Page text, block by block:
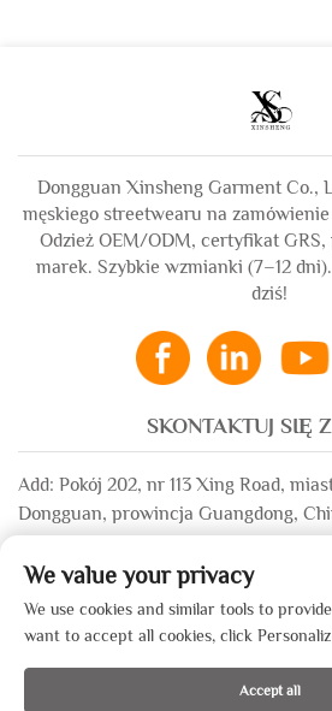
Dongguan Xinsheng Garment Co.,
męskiego streetwearu na
Odzież OEM/ODM, certyfikat
marek. Szybkie wzmianki (7–12
dziś!
SKONTAKTUJ SIĘ
Add: Pokój 202, nr 113 Xing Road,
Dongguan, prowincja Guangdong,
+86-13532483058
Polityka
We value your privacy
We use cookies and similar tools to
want to accept all cookies, click
Accept all